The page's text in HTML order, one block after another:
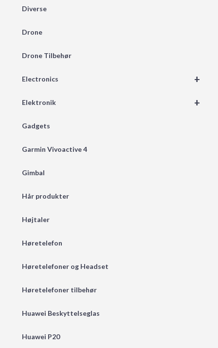
Diverse
Drone
Drone Tilbehør
+
Electronics
+
Elektronik
Gadgets
Garmin Vivoactive 4
Gimbal
Hår produkter
Højtaler
Høretelefon
Høretelefoner og Headset
Høretelefoner tilbehør
Huawei Beskyttelseglas
Huawei P20